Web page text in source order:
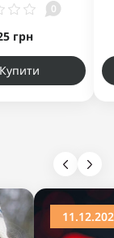
0
грн
Купити